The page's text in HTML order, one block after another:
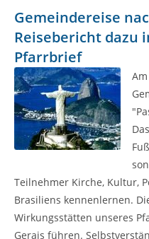
Gemeindereise
Reisebericht dazu
Pfarrbrief
Teilnehmer Kirche, Kultur,
Brasiliens kennenlernen.
Wirkungsstätten unseres
Gerais führen.